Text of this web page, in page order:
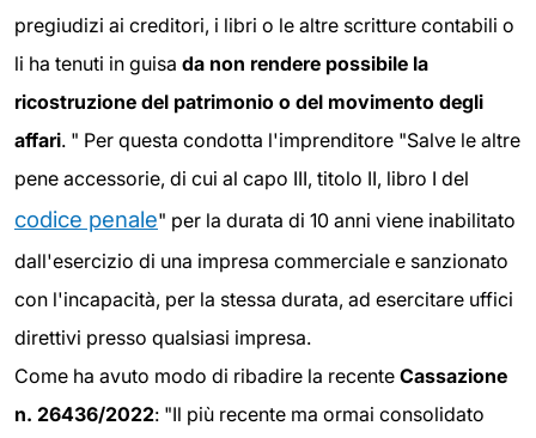
pregiudizi ai creditori, i libri o le altre scritture contabili o
li ha tenuti in guisa da non rendere possibile la
ricostruzione del patrimonio o del movimento degli
affari. " Per questa condotta l'imprenditore "Salve le altre
pene accessorie, di cui al capo III, titolo II, libro I del
codice penale" per la durata di 10 anni viene inabilitato
dall'esercizio di una impresa commerciale e sanzionato
con l'incapacità, per la stessa durata, ad esercitare uffici
direttivi presso qualsiasi impresa.
Come ha avuto modo di ribadire la recente Cassazione
n. 26436/2022: "Il più recente ma ormai consolidato